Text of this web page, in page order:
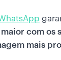
com os
mais